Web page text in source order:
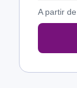
A partir de